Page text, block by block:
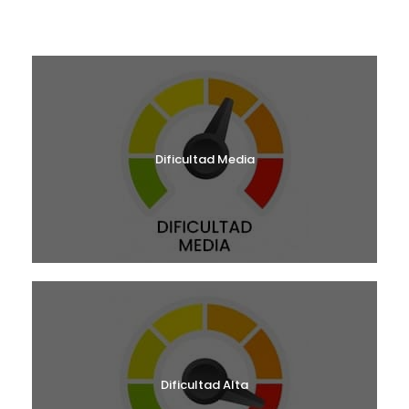
Dificultad Media
Dificultad Alta